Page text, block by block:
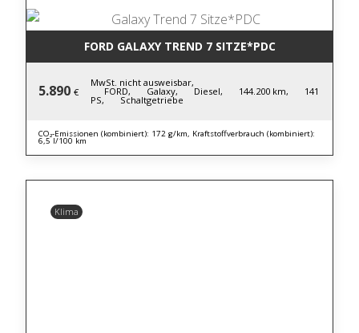
FORD GALAXY TREND 7 SITZE*PDC
5.890 €
MwSt. nicht ausweisbar,
FORD, Galaxy, Diesel, 144.200 km, 141
PS, Schaltgetriebe
CO₂-Emissionen (kombiniert): 172 g/km, Kraftstoffverbrauch (kombiniert):
6,5 l/100 km
Klima